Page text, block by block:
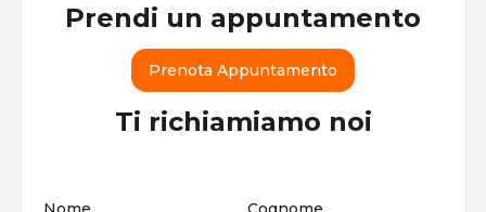
Prendi un appuntamento
Prenota Appuntamento
Ti richiamiamo noi